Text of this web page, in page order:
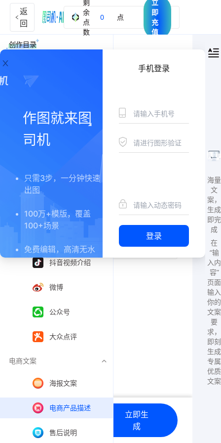
返
回
剩
余
点
数
0 点
立
即
充
值
创作目录
AI对话
模板中心
知乎
抖音视频介绍
微博
公众号
大众点评
电商文案
海报文案
电商产品描述
售后说明
述
长文案 免责声明
立即生
成
海量
文
案，
生成
即完
成
在
“输
入内
容”
页面
输入
你的
文案
要
求，
即刻
生成
专属
优质
文案
作图就来图
司机
只需3步，一分钟快速
出图
100万+模版，覆盖
100+场景
免费编辑，高清无水
印下载
多端同步，随时随地
手机登录
登录